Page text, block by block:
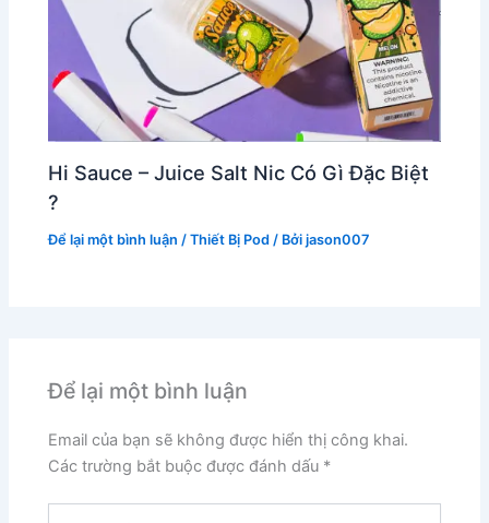
Hi Sauce – Juice Salt Nic Có Gì Đặc Biệt
?
Để lại một bình luận /Thiết Bị Pod / Bởijason007
Để lại một bình luận
Email của bạn sẽ không được hiển thị công khai.
Các trường bắt buộc được đánh dấu *